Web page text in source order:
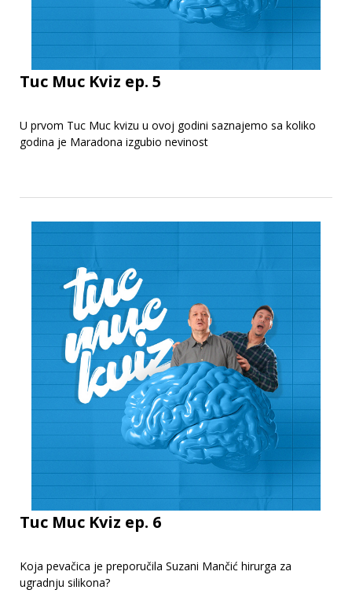
Tuc Muc Kviz ep. 5
U prvom Tuc Muc kvizu u ovoj godini saznajemo sa koliko
godina je Maradona izgubio nevinost
Tuc Muc Kviz ep. 6
Koja pevačica je preporučila Suzani Mančić hirurga za
ugradnju silikona?